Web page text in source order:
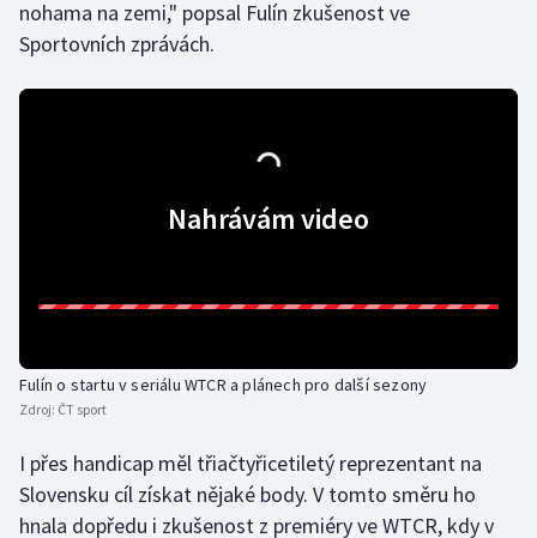
Olympijské hry
Plážový volejbal
Rychlostní kanoistika
Short track
Sportovní střelba
nohama na zemi," popsal Fulín zkušenost ve
Sportovních zprávách.
Nahrávám video
Fulín o startu v seriálu WTCR a plánech pro další sezony
Zdroj: ČT sport
I přes handicap měl třiačtyřicetiletý reprezentant na
Slovensku cíl získat nějaké body. V tomto směru ho
hnala dopředu i zkušenost z premiéry ve WTCR, kdy v